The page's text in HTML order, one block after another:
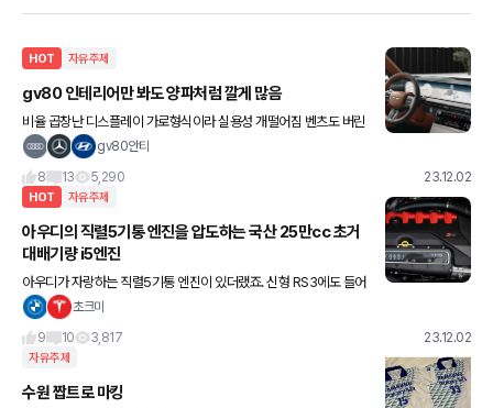
HOT 자유주제
gv80 인테리어만 봐도 양파처럼 깔게 많음
비율 곱창난 디스플레이 가로형식이라 실용성 개떨어짐 벤츠도 버린
저형식을 아직도씀 ㅋㅋ 디스플레이 인터페이스 똥망 그래픽도 싸구
트
gv80안티
8
13 5,290 23.12.02
HOT 자유주제
아우디의 직렬5기통 엔진을 압도하는 국산 25만cc 초거
대배기량 i5엔진
아우디가 자랑하는 직렬5기통 엔진이 있더랬죠. 신형 RS3에도 들어
갔고. 그리고 국내에도.. 국산 직렬5기통...이 있었죠. 한명당 50kg으
초크미
9
10 3,817 23.12.02
자유주제
수원 짭트로 마킹